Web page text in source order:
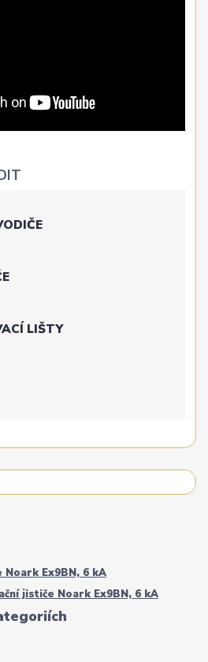
LIŠTY
Ex9BN, 6 kA
jističe Noark Ex9BN, 6 kA